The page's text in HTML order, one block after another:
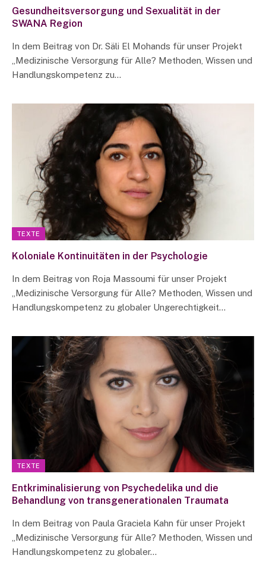
Gesundheitsversorgung und Sexualität in der
SWANA Region
In dem Beitrag von Dr. Säli El Mohands für unser Projekt
„Medizinische Versorgung für Alle? Methoden, Wissen und
Handlungskompetenz zu…
TEXTE
Koloniale Kontinuitäten in der Psychologie
In dem Beitrag von Roja Massoumi für unser Projekt
„Medizinische Versorgung für Alle? Methoden, Wissen und
Handlungskompetenz zu globaler Ungerechtigkeit…
TEXTE
Entkriminalisierung von Psychedelika und die
Behandlung von transgenerationalen Traumata
In dem Beitrag von Paula Graciela Kahn für unser Projekt
„Medizinische Versorgung für Alle? Methoden, Wissen und
Handlungskompetenz zu globaler…